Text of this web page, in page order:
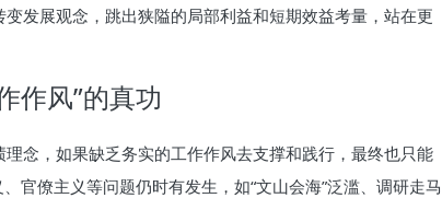
发展观念，跳出狭隘的局部利益和短期效益考量，站在更
作风”的真功
念，如果缺乏务实的工作作风去支撑和践行，最终也只能
官僚主义等问题仍时有发生，如“文山会海”泛滥、调研走马